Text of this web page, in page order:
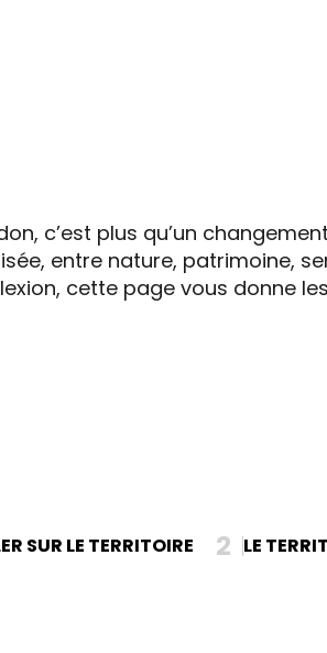
aux
c’est plus qu’un
entre nature, patrimoine,
cette page vous donne
SUR LE TERRITOIRE 2 LE